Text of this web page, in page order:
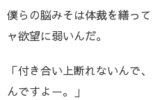
僕らの脳みそは体裁を繕っ
ャ欲望に弱いんだ。
「付き合い上断れないんで
んですよー。」